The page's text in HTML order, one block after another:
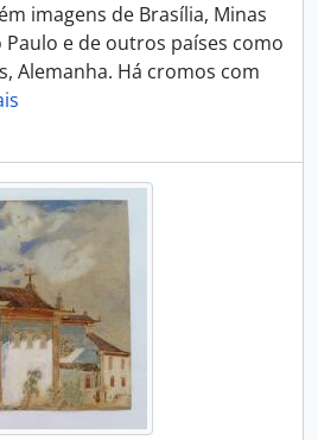
imagens de Brasília, Minas
Paulo e de outros países como
Alemanha. Há cromos com